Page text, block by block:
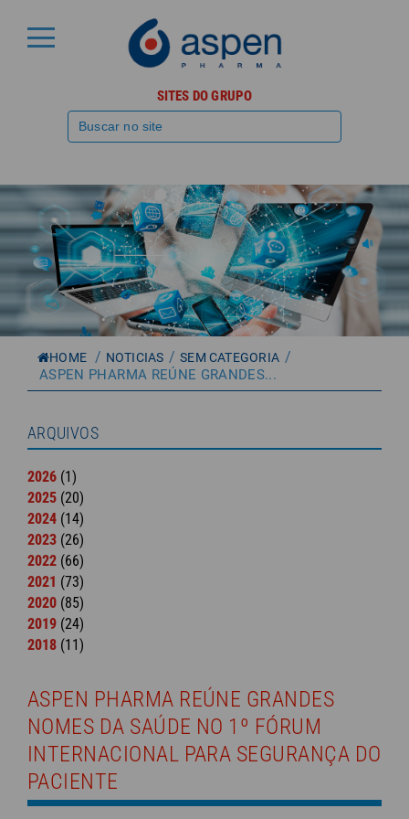
SITES DO GRUPO
HOME / NOTICIAS / SEM CATEGORIA /
ASPEN PHARMA REÚNE GRANDES...
ASPEN PHARMA REÚNE GRANDES
NOMES DA SAÚDE NO 1º FÓRUM
INTERNACIONAL PARA SEGURANÇA DO
PACIENTE
ARQUIVOS
2026 (1)
2025 (20)
2024 (14)
2023 (26)
2022 (66)
2021 (73)
2020 (85)
2019 (24)
2018 (11)